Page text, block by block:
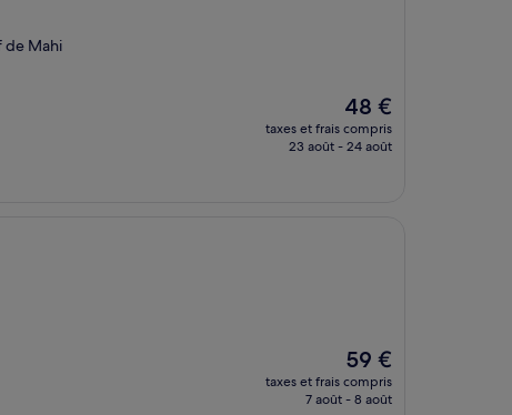
de Mahi
Le
nouveau
prix
48 €
taxes et frais compris
23 août - 24 août
Le
nouveau
prix
59 €
taxes et frais compris
7 août - 8 août